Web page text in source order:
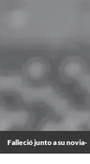
Falleció junto a su novia-